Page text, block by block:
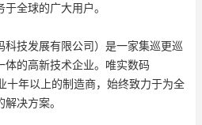
全球的广大用户。
科技发展有限公司）是一家集巡更巡
体的高新技术企业。唯实数码
十年以上的制造商，始终致力于为全
决方案。